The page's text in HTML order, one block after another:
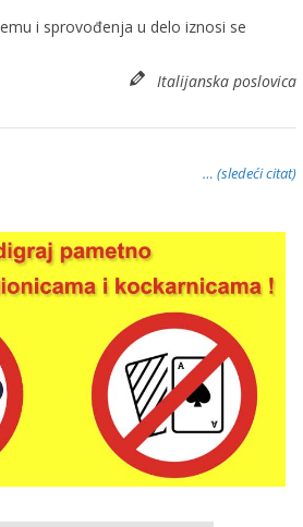
i sprovođenja u delo iznosi se
Italijanska poslovica
… (sledeći citat)